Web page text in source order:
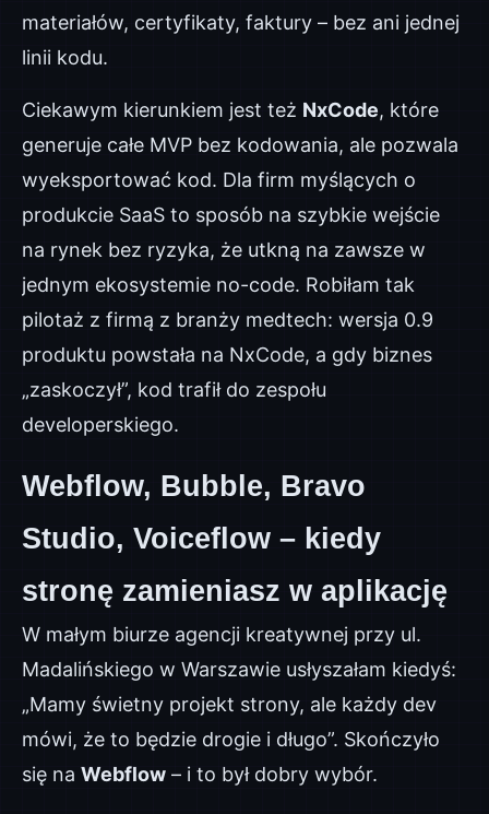
materiałów, certyfikaty, faktury – bez ani jednej
linii kodu.
Ciekawym kierunkiem jest też NxCode, które
generuje całe MVP bez kodowania, ale pozwala
wyeksportować kod. Dla firm myślących o
produkcie SaaS to sposób na szybkie wejście
na rynek bez ryzyka, że utkną na zawsze w
jednym ekosystemie no-code. Robiłam tak
pilotaż z firmą z branży medtech: wersja 0.9
produktu powstała na NxCode, a gdy biznes
„zaskoczył”, kod trafił do zespołu
developerskiego.
Webflow, Bubble, Bravo
Studio, Voiceflow – kiedy
stronę zamieniasz w aplikację
W małym biurze agencji kreatywnej przy ul.
Madalińskiego w Warszawie usłyszałam kiedyś:
„Mamy świetny projekt strony, ale każdy dev
mówi, że to będzie drogie i długo”. Skończyło
się na Webflow – i to był dobry wybór.